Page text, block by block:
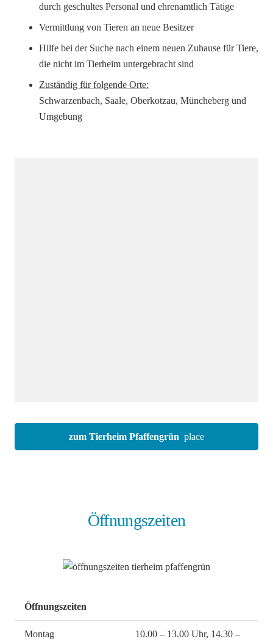
durch geschultes Personal und ehrenamtlich Tätige
Vermittlung von Tieren an neue Besitzer
Hilfe bei der Suche nach einem neuen Zuhause für Tiere,
die nicht im Tierheim untergebracht sind
Zuständig für folgende Orte:
Schwarzenbach, Saale, Oberkotzau, Müncheberg und
Umgebung
zum Tierheim Pfaffengrün place
Öffnungszeiten
Öffnungszeiten
Montag 10.00 – 13.00 Uhr, 14.30 –